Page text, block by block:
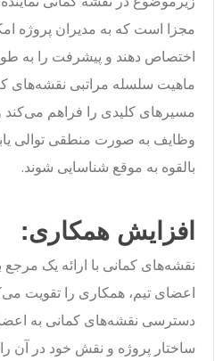
مجزا است که به مدیران پروژه
اختصاص دهند و پیشرفت را به طور
ماهیت سلسله مراتبی نقشه‌های
مسیرهای کلیدی را فراهم می‌کند
وظایف به صورت منطقی توالی
بالقوه به موقع شناسایی شوند.
افزایش همکاری:
نقشه‌های کمانی با ارائه یک
اعضای تیم، همکاری را تقویت
دسترسی نقشه‌های کمانی به
ساختار پروژه و نقش خود در آن را